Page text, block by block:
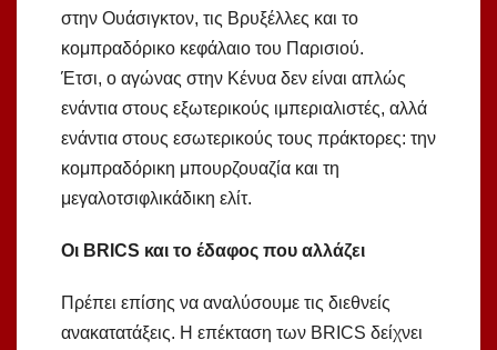
στην Ουάσιγκτον, τις Βρυξέλλες και το
κομπραδόρικο κεφάλαιο του Παρισιού.
Έτσι, ο αγώνας στην Κένυα δεν είναι απλώς
ενάντια στους εξωτερικούς ιμπεριαλιστές, αλλά
ενάντια στους εσωτερικούς τους πράκτορες: την
κομπραδόρικη μπουρζουαζία και τη
μεγαλοτσιφλικάδικη ελίτ.
Οι BRICS και το έδαφος που αλλάζει
Πρέπει επίσης να αναλύσουμε τις διεθνείς
ανακατατάξεις. Η επέκταση των BRICS δείχνει